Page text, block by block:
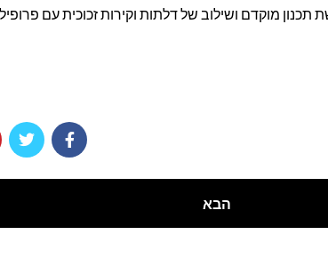
מוקדם ושילוב של דלתות וקירות זכוכית עם
הבא